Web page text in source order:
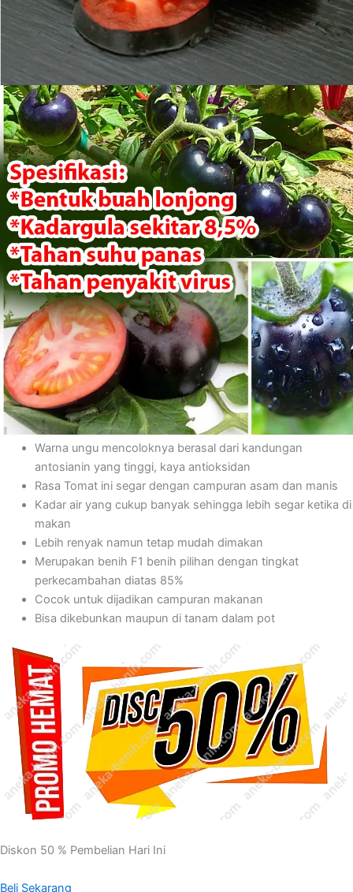
Warna ungu mencoloknya berasal dari kandungan
antosianin yang tinggi, kaya antioksidan
Rasa Tomat ini segar dengan campuran asam dan manis
Kadar air yang cukup banyak sehingga lebih segar ketika di
makan
Lebih renyak namun tetap mudah dimakan
Merupakan benih F1 benih pilihan dengan tingkat
perkecambahan diatas 85%
Cocok untuk dijadikan campuran makanan
Bisa dikebunkan maupun di tanam dalam pot
Diskon 50 % Pembelian Hari Ini
Beli Sekarang